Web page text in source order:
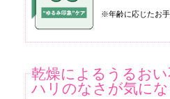
※年齢に応じたお
乾燥によるうるおい
ハリのなさが気に